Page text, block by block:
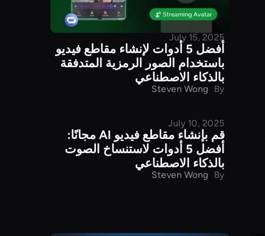
July 15, 2025
أفضل 5 أدوات لإنشاء مقاطع فيديو
باستخدام الصور الرمزية المتدفقة
بالذكاء الاصطناعي
By
Steven Wong
مقارنة المنتجات
July 10, 2025
قم بإنشاء مقاطع فيديو AI مجانًا:
أفضل 5 أدوات لاستنساخ الصوت
بالذكاء الاصطناعي
By
Steven Wong